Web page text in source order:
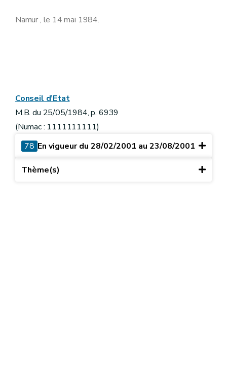
Namur , le 14 mai 1984.
Conseil d’Etat
M.B. du 25/05/1984, p. 6939
(Numac : 1111111111)
78 En vigueur du 28/02/2001 au 23/08/2001
Thème(s)